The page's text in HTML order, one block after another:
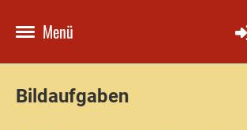
Menü
Bildaufgaben